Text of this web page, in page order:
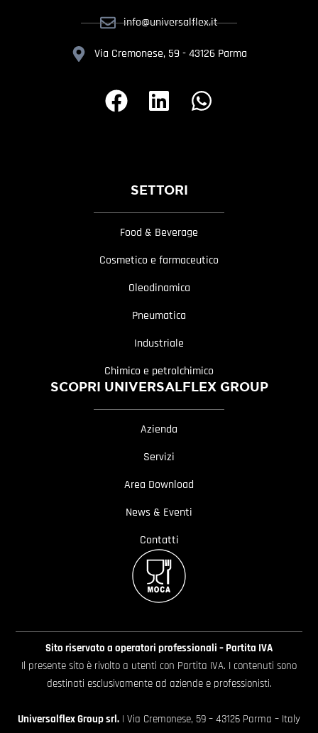
info@universalflex.it
Via Cremonese, 59 - 43126 Parma
SETTORI
Food & Beverage
Cosmetico e farmaceutico
Oleodinamica
Pneumatica
Industriale
Chimico e petrolchimico
SCOPRI UNIVERSALFLEX GROUP
Azienda
Servizi
Area Download
News & Eventi
Contatti
Sito riservato a operatori professionali – Partita IVA
Il presente sito è rivolto a utenti con Partita IVA. I contenuti sono
destinati esclusivamente ad aziende e professionisti.
Universalflex Group srl. | Via Cremonese, 59 – 43126 Parma – Italy